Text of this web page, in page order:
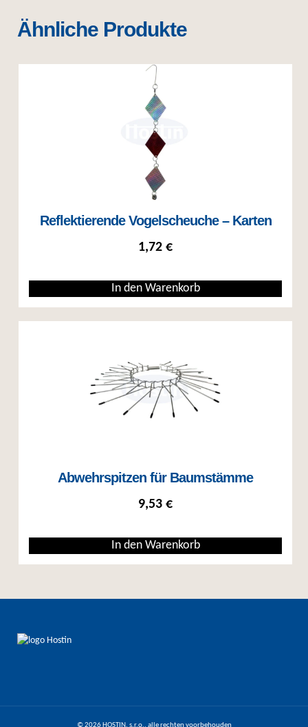
Ähnliche Produkte
Reflektierende Vogelscheuche – Karten
1,72 €
In den Warenkorb
Abwehrspitzen für Baumstämme
9,53 €
In den Warenkorb
© 2026 HOSTIN, s.r.o., alle rechten voorbehouden